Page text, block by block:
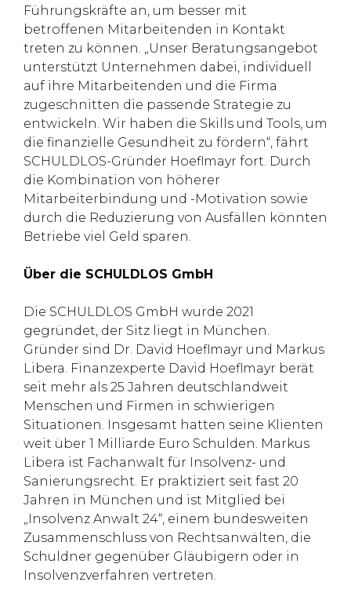
Führungskräfte an, um besser mit
betroffenen Mitarbeitenden in Kontakt
treten zu können. „Unser Beratungsangebot
unterstützt Unternehmen dabei, individuell
auf ihre Mitarbeitenden und die Firma
zugeschnitten die passende Strategie zu
entwickeln. Wir haben die Skills und Tools, um
die finanzielle Gesundheit zu fördern“, fährt
SCHULDLOS-Gründer Hoeflmayr fort. Durch
die Kombination von höherer
Mitarbeiterbindung und -Motivation sowie
durch die Reduzierung von Ausfällen könnten
Betriebe viel Geld sparen.
Über die SCHULDLOS GmbH
Die SCHULDLOS GmbH wurde 2021
gegründet, der Sitz liegt in München.
Gründer sind Dr. David Hoeflmayr und Markus
Libera. Finanzexperte David Hoeflmayr berät
seit mehr als 25 Jahren deutschlandweit
Menschen und Firmen in schwierigen
Situationen. Insgesamt hatten seine Klienten
weit über 1 Milliarde Euro Schulden. Markus
Libera ist Fachanwalt für Insolvenz- und
Sanierungsrecht. Er praktiziert seit fast 20
Jahren in München und ist Mitglied bei
„Insolvenz Anwalt 24“, einem bundesweiten
Zusammenschluss von Rechtsanwälten, die
Schuldner gegenüber Gläubigern oder in
Insolvenzverfahren vertreten.